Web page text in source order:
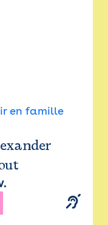
en famille